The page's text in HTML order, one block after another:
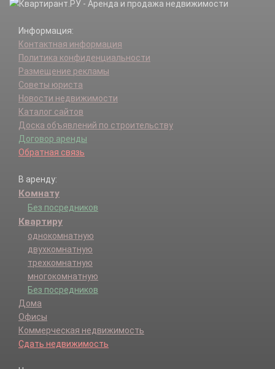
Информация:
Контактная информация
Политика конфиденциальности
Размещение рекламы
Советы юриста
Новости недвижимости
Каталог сайтов
Доска объявлений по строительству
Договор аренды
Обратная связь
В аренду:
Комнату
Без посредников
Квартиру
однокомнатную
двухкомнатную
трехкомнатную
многокомнатную
Без посредников
Дома
Офисы
Коммерческая недвижимость
Сдать недвижимость